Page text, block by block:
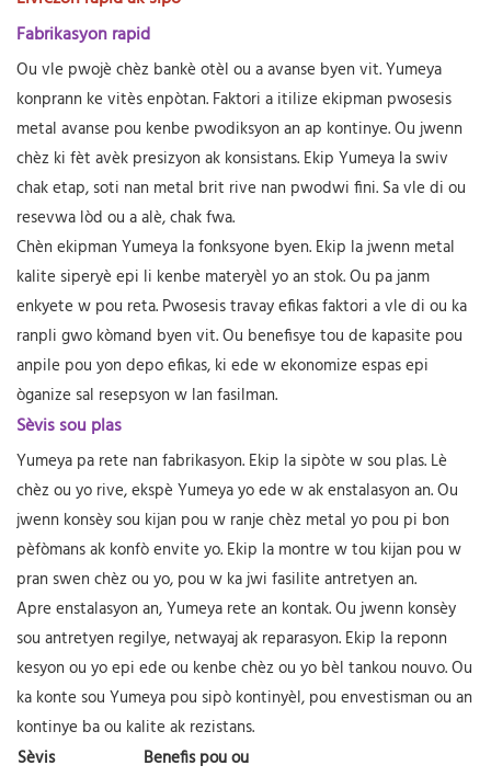
Fabrikasyon rapid
Ou vle pwojè chèz bankè otèl ou a avanse byen vit. Yumeya
konprann ke vitès enpòtan. Faktori a itilize ekipman pwosesis
metal avanse pou kenbe pwodiksyon an ap kontinye. Ou jwenn
chèz ki fèt avèk presizyon ak konsistans. Ekip Yumeya la swiv
chak etap, soti nan metal brit rive nan pwodwi fini. Sa vle di ou
resevwa lòd ou a alè, chak fwa.
Chèn ekipman Yumeya la fonksyone byen. Ekip la jwenn metal
kalite siperyè epi li kenbe materyèl yo an stok. Ou pa janm
enkyete w pou reta. Pwosesis travay efikas faktori a vle di ou ka
ranpli gwo kòmand byen vit. Ou benefisye tou de kapasite pou
anpile pou yon depo efikas, ki ede w ekonomize espas epi
òganize sal resepsyon w lan fasilman.
Sèvis sou plas
Yumeya pa rete nan fabrikasyon. Ekip la sipòte w sou plas. Lè
chèz ou yo rive, ekspè Yumeya yo ede w ak enstalasyon an. Ou
jwenn konsèy sou kijan pou w ranje chèz metal yo pou pi bon
pèfòmans ak konfò envite yo. Ekip la montre w tou kijan pou w
pran swen chèz ou yo, pou w ka jwi fasilite antretyen an.
Apre enstalasyon an, Yumeya rete an kontak. Ou jwenn konsèy
sou antretyen regilye, netwayaj ak reparasyon. Ekip la reponn
kesyon ou yo epi ede ou kenbe chèz ou yo bèl tankou nouvo. Ou
ka konte sou Yumeya pou sipò kontinyèl, pou envestisman ou an
kontinye ba ou kalite ak rezistans.
Sèvis
Benefis pou ou